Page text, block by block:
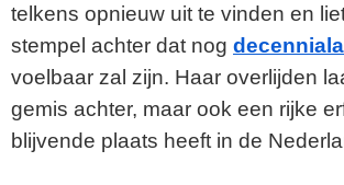
telkens opnieuw uit te vinden en
stempel achter dat nog
voelbaar zal zijn. Haar overlijden
gemis achter, maar ook een rijke
blijvende plaats heeft in de